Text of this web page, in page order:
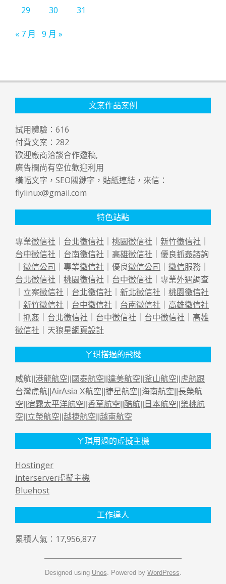
29
30 31
« 7 月 9 月 »
文案作品案例
試用體驗： 616
付費文案： 282
歡迎廠商洽談合作邀稿,
廣告欄尚有空位歡迎利用
橫幅文字，SEO關鍵字，貼紙連結，來信：
flylinux@gmail.com
特色站點
專業徵信社 ｜ 台北徵信社 ｜ 桃園徵信社 ｜ 新竹徵信社 ｜
台中徵信社 ｜ 台南徵信社 ｜ 高雄徵信社 ｜優良抓姦諮詢
｜ 徵信公司 ｜專業徵信社 ｜優良徵信公司 ｜ 徵信服務｜
台北徵信社 ｜ 桃園徵信社 ｜ 台中徵信社 ｜專業外遇調查
｜立案徵信社 ｜ 台北徵信社 ｜ 新北徵信社 ｜ 桃園徵信社
｜ 新竹徵信社 ｜ 台中徵信社 ｜ 台南徵信社 ｜ 高雄徵信社
｜ 抓姦 ｜ 台北徵信社 ｜ 台中徵信社 ｜ 台中徵信社 ｜ 高雄
徵信社 ｜天狼星網頁設計
ㄚ琪搭過的飛機
威航|| 港龍航空 國泰航空 達美航空 釜山航空
虎航跟
台灣虎航 AirAsia X航空 捷星航空 海南航空 長榮航
空 宿霧太平洋航空 香草航空 酷航 日本航空 樂桃航
空 立榮航空 越捷航空 越南航空
ㄚ琪用過的虛擬主機
Hostinger
interserver虛擬主機
Bluehost
工作達人
累積人氣：17,956,877
Designed using Unos . Powered by WordPress